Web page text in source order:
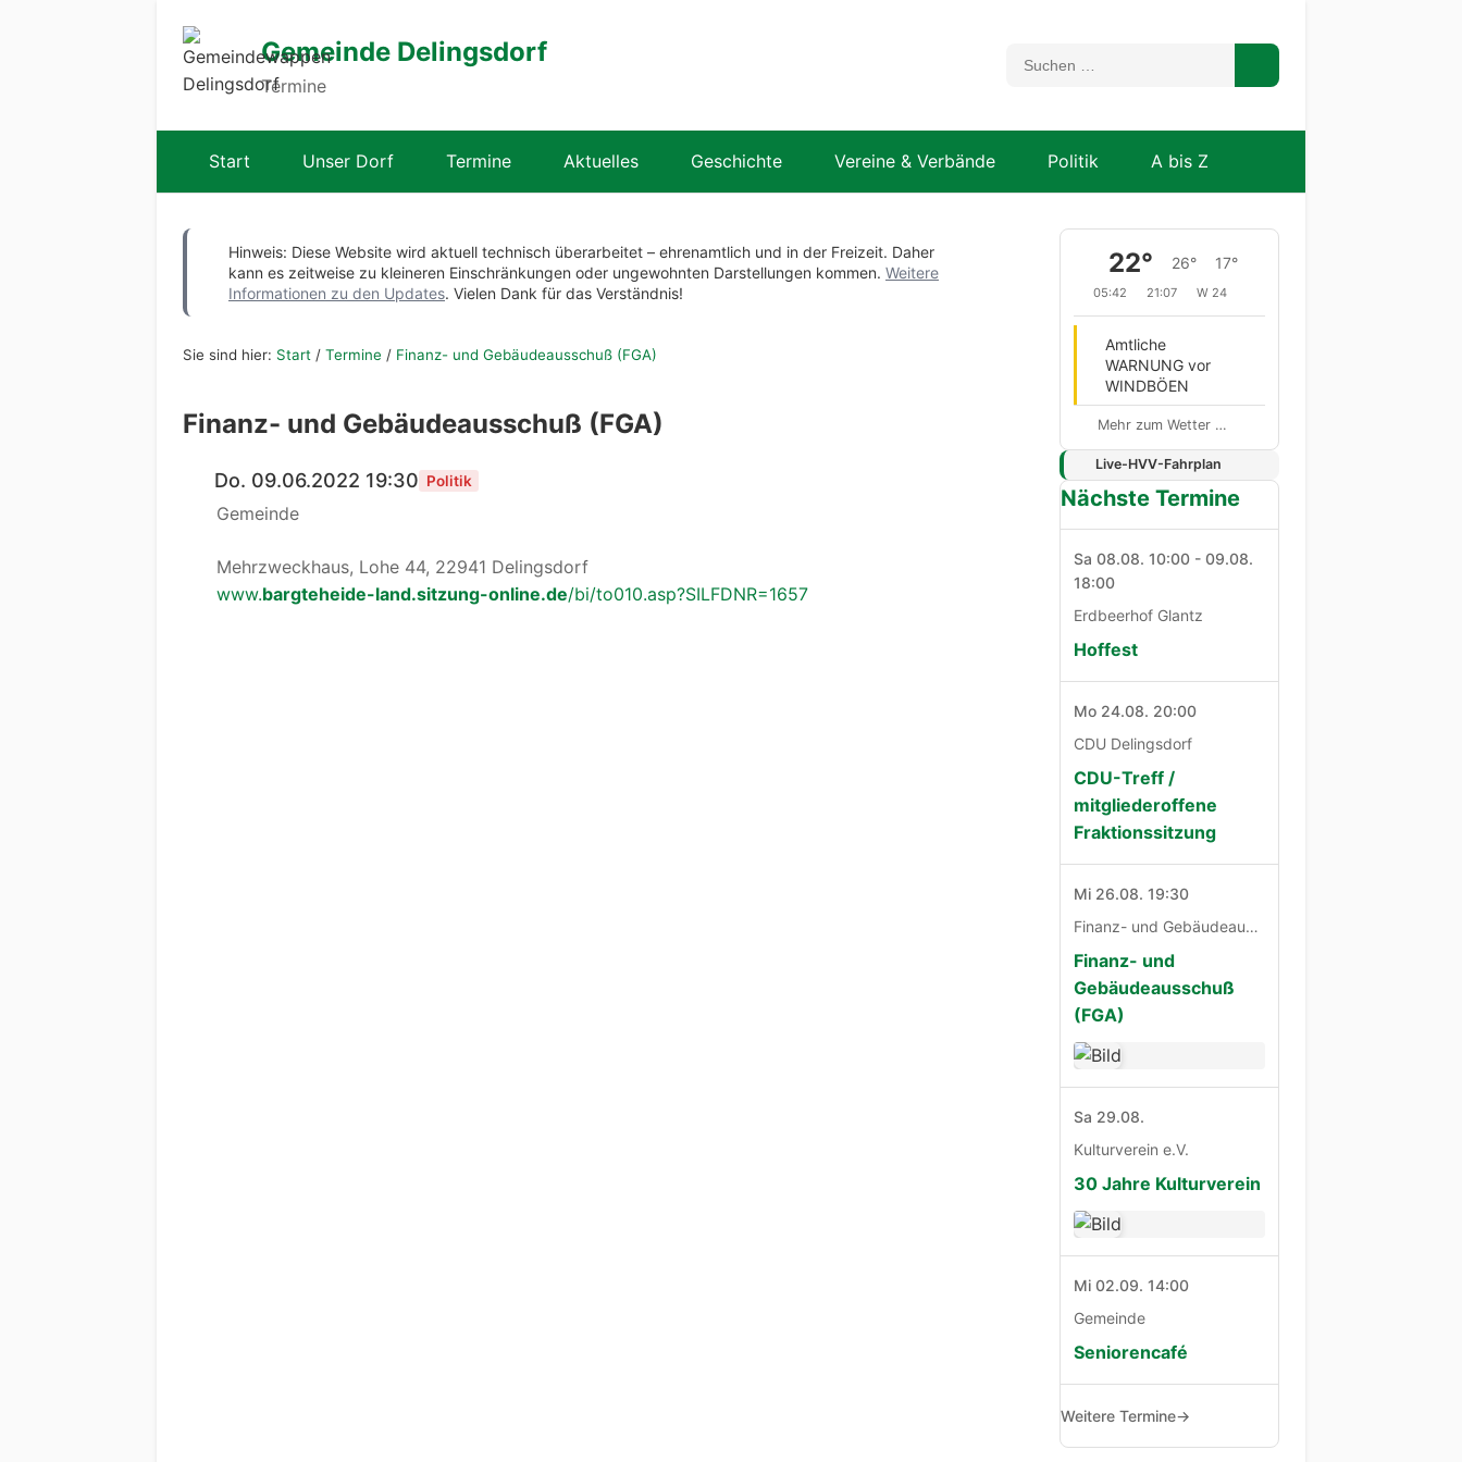
Gemeinde Delingsdorf
Termine
Start Unser Dorf Termine Aktuelles Geschichte Vereine & Verbände Politik A bis Z
Hinweis: Diese Website wird aktuell technisch überarbeitet – ehrenamtlich und in der Freizeit. Daher
kann es zeitweise zu kleineren Einschränkungen oder ungewohnten Darstellungen kommen. Weitere
Informationen zu den Updates. Vielen Dank für das Verständnis!
Sie sind hier: Start / Termine / Finanz- und Gebäudeausschuß (FGA)
Finanz- und Gebäudeausschuß (FGA)
Do. 09.06.2022 19:30 Politik
Gemeinde
Mehrzweckhaus, Lohe 44, 22941 Delingsdorf
www.bargteheide-land.sitzung-online.de/bi/to010.asp?SILFDNR=1657
22° 26° 17°
05:42 21:07 W 24
Amtliche
WARNUNG vor
WINDBÖEN
Mehr zum Wetter …
Live-HVV-Fahrplan
Nächste Termine
Sa 08.08. 10:00 - 09.08.
18:00
Erdbeerhof Glantz
Hoffest
Mo 24.08. 20:00
CDU Delingsdorf
CDU-Treff /
mitgliederoffene
Fraktionssitzung
Mi 26.08. 19:30
Finanz- und Gebäudeausschuß
Finanz- und
Gebäudeausschuß
(FGA)
Sa 29.08.
Kulturverein e.V.
30 Jahre Kulturverein
Mi 02.09. 14:00
Gemeinde
Seniorencafé
Weitere Termine→